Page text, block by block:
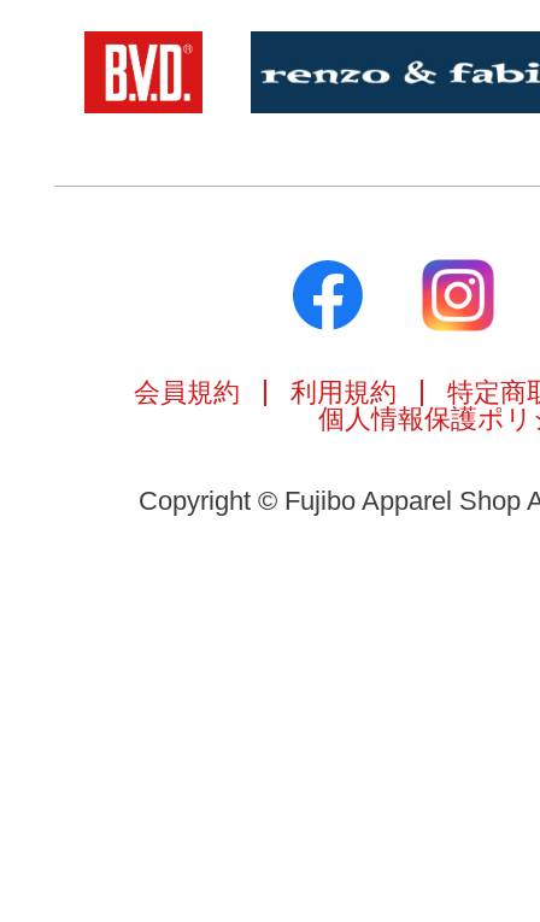
会員規約 利用規約
特定商
個人情報保護ポリ
Copyright © Fujibo Apparel Shop